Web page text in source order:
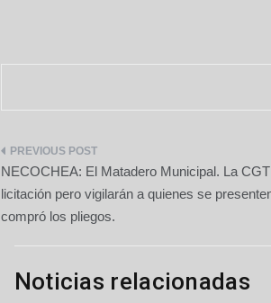
Navegación
de
entradas
NECOCHEA: El Matadero Municipal. La
licitación pero vigilarán a quienes se
compró los pliegos.
Noticias relacionadas